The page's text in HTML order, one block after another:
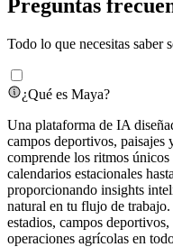
Preguntas
Todo lo que necesitas saber
¿Qué es Maya?
Una plataforma de IA
campos deportivos, paisajes
comprende los ritmos
calendarios estacionales
proporcionando insights
natural en tu flujo de
estadios, campos
operaciones agrícolas en